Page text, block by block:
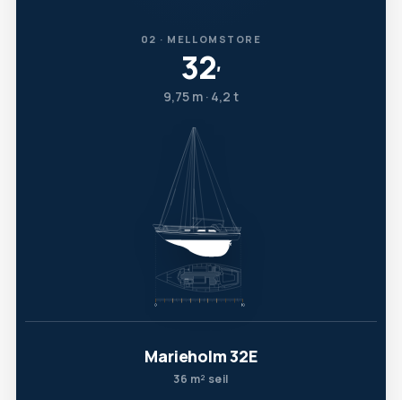
02 · MELLOMSTORE
32′
9,75 m · 4,2 t
Marieholm 32E
36 m² seil